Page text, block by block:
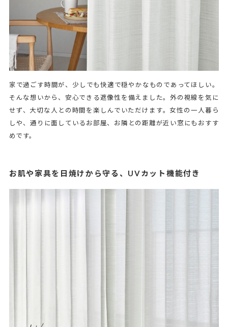
家で過ごす時間が、少しでも快適で穏やかなものであってほしい。
そんな想いから、安心できる遮像性を備えました。外の視線を気に
せず、大切な人との時間を楽しんでいただけます。女性の一人暮ら
しや、通りに面しているお部屋、お隣との距離が近い窓にもおすす
めです。
お肌や家具を日焼けから守る、UVカット機能付き